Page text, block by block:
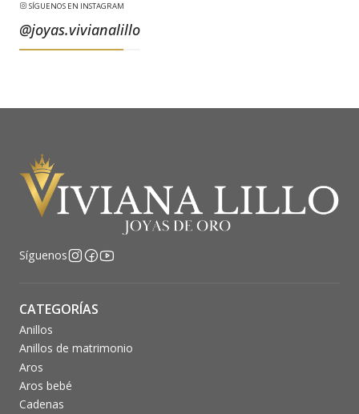
SÍGUENOS EN INSTAGRAM
@joyas.vivianalillo
Síguenos
CATEGORÍAS
Anillos
Anillos de matrimonio
Aros
Aros bebé
Cadenas